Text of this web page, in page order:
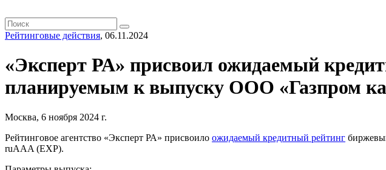
Рейтинговые действия, 06.11.2024
«Эксперт РА» присвоил ожидаемый
планируемым к выпуску ООО «Газпром
Москва, 6 ноября 2024 г.
Рейтинговое агентство «Эксперт РА» присвоило ожидаемый кредитный рейтинг
ruAAA (EXP).